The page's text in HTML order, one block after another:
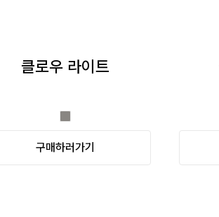
클로우 라이트
구매하러가기